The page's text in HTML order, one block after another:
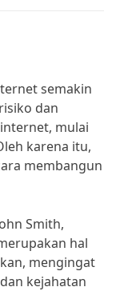
semakin
dan
mulai
karena itu,
membangun
Smith,
hal
mengingat
kejahatan